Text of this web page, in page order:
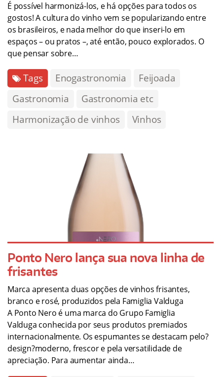
É possível harmonizá-los, e há opções para todos os
gostos! A cultura do vinho vem se popularizando entre
os brasileiros, e nada melhor do que inseri-lo em
espaços – ou pratos –, até então, pouco explorados. O
que pensar sobre…
Tags Enogastronomia
Feijoada
Gastronomia
Gastronomia etc
Harmonização de vinhos
Vinhos
Ponto Nero lança sua nova linha de
frisantes
Marca apresenta duas opções de vinhos frisantes,
branco e rosé, produzidos pela Famiglia Valduga
A Ponto Nero é uma marca do Grupo Famiglia
Valduga conhecida por seus produtos premiados
internacionalmente. Os espumantes se destacam pelo?
design?moderno, frescor e pela versatilidade de
apreciação. Para aumentar ainda…